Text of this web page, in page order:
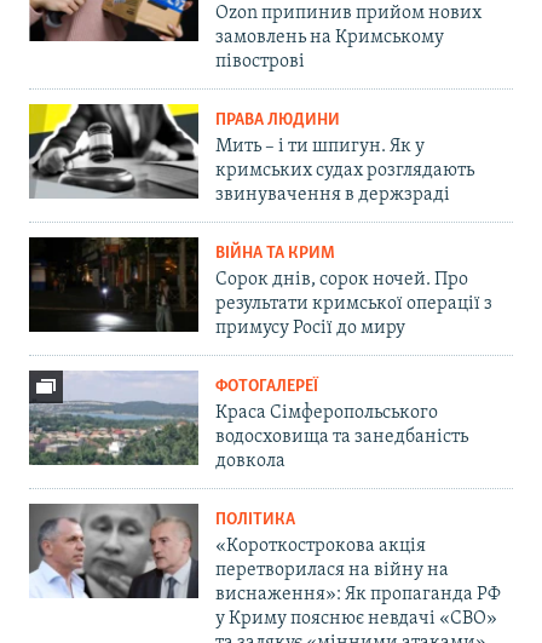
Ozon припинив прийом нових
замовлень на Кримському
півострові
ПРАВА ЛЮДИНИ
Мить – і ти шпигун. Як у
кримських судах розглядають
звинувачення в держзраді
ВІЙНА ТА КРИМ
Сорок днів, сорок ночей. Про
результати кримської операції з
примусу Росії до миру
ФОТОГАЛЕРЕЇ
Краса Сімферопольського
водосховища та занедбаність
довкола
ПОЛІТИКА
«Короткострокова акція
перетворилася на війну на
виснаження»: Як пропаганда РФ
у Криму пояснює невдачі «СВО»